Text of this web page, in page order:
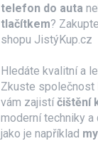
telefon do auta
tlačítkem?
shopu JistýKup.cz
Hledáte kvalitní a
Zkuste společnost
vám zajistíčištění
moderní techniky
jako je například